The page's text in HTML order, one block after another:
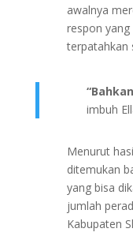
awalnya
respon
terpatahkan
imbuh
Menurut
ditemukan
yang bisa
jumlah
Kabupaten